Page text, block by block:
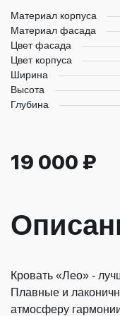
Материал корпуса
Материал фасада
Цвет фасада
Цвет корпуса
Ширина
Высота
Глубина
19 000 ₽
Кровать «Лео» -
Плавные и
атмосферу